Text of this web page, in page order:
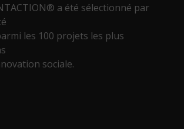
a été sélectionné par
les 100 projets les plus
sociale.